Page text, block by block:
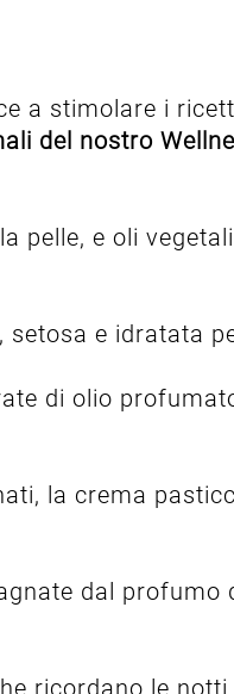
a stimolare i
del nostro
pelle, e oli
e idratata
di olio
la crema
dal profumo
ricordano le notti